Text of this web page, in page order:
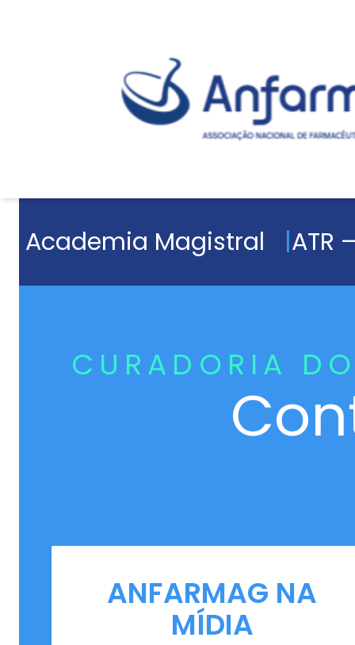
Academia Magistral ATR
CURADORIA
ANFARMAG NA
MÍDIA